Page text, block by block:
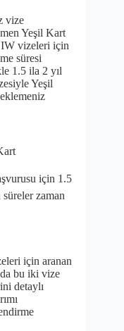
vize
Yeşil Kart
vizeleri için
süresi
1.5 ila 2 yıl
Yeşil
için 1.5
zaman
için aranan
bu iki vize
detaylı